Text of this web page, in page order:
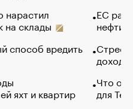
нарастил
на склады
способ вредить
яхт и квартир
ЕС
нефти
Что
для